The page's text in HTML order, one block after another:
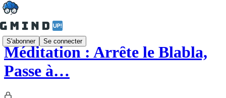
S'abonner Se connecter
Méditation : Arrête le Blabla,
Passe à…